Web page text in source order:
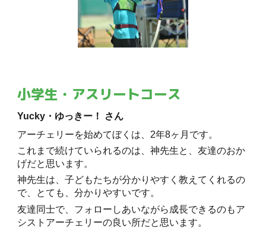
小学生・アスリートコース
Yucky・ゆっきー！ さん
アーチェリーを始めてぼくは、2年8ヶ月です。
これまで続けていられるのは、神先生と、友達のおか
げだと思います。
神先生は、子どもたちが分かりやすく教えてくれるの
で、とても、分かりやすいです。
友達同士で、フォローしあいながら成長できるのもア
シストアーチェリーの良い所だと思います。